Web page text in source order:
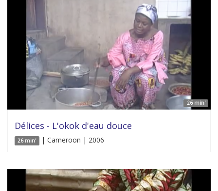
26 min'
Délices - L'okok d'eau douce
26 min' | Cameroon | 2006